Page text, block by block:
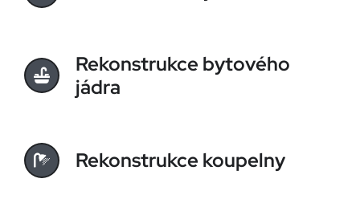
Rekonstrukce bytového
jádra
Rekonstrukce koupelny